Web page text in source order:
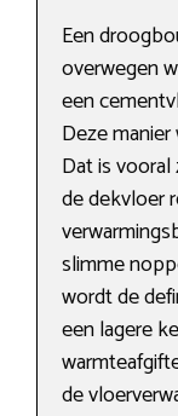
Een
overwegen
een
Deze
Dat is
de dekvloer
slimme
wordt de
een lagere
de